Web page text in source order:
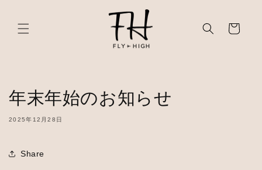
ー
年末年始のお知らせ
2025年12月28日
Share